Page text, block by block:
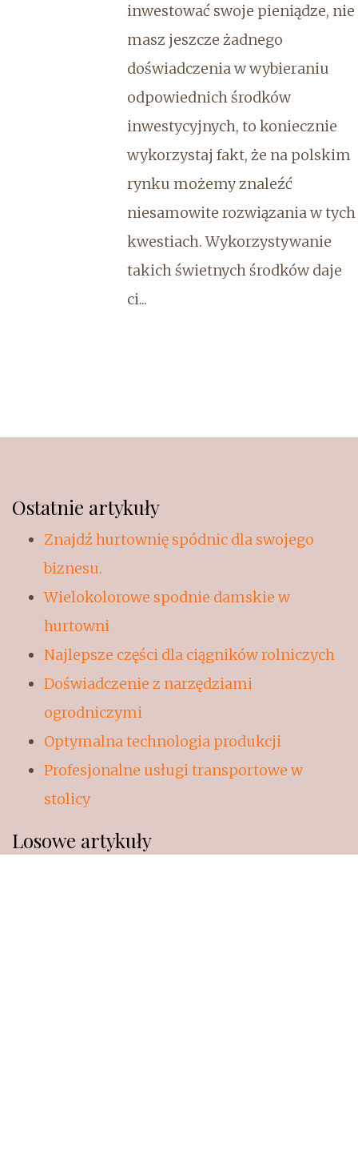
inwestować swoje pieniądze, nie
masz jeszcze żadnego
doświadczenia w wybieraniu
odpowiednich środków
inwestycyjnych, to koniecznie
wykorzystaj fakt, że na polskim
rynku możemy znaleźć
niesamowite rozwiązania w tych
kwestiach. Wykorzystywanie
takich świetnych środków daje
ci...
Ostatnie artykuły
Znajdź hurtownię spódnic dla swojego
biznesu.
Wielokolorowe spodnie damskie w
hurtowni
Najlepsze części dla ciągników rolniczych
Doświadczenie z narzędziami
ogrodniczymi
Optymalna technologia produkcji
Profesjonalne usługi transportowe w
stolicy
Losowe artykuły